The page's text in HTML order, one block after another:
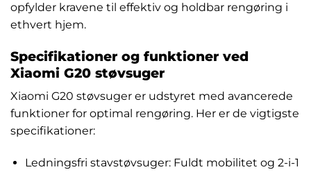
opfylder kravene til effektiv og holdbar rengøring i
ethvert hjem.
Specifikationer og funktioner ved
Xiaomi G20 støvsuger
Xiaomi G20 støvsuger er udstyret med avancerede
funktioner for optimal rengøring. Her er de vigtigste
specifikationer:
Ledningsfri stavstøvsuger: Fuldt mobilitet og 2-i-1